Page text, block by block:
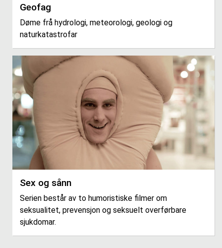
Geofag
Døme frå hydrologi, meteorologi, geologi og
naturkatastrofar
Sex og sånn
Serien består av to humoristiske filmer om
seksualitet, prevensjon og seksuelt overførbare
sjukdomar.